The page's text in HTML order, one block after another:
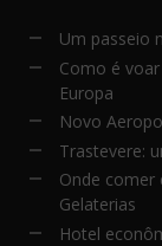
Um passeio
Como é
Europa
Novo
Trastevere:
Onde comer
Gelaterias
Hotel